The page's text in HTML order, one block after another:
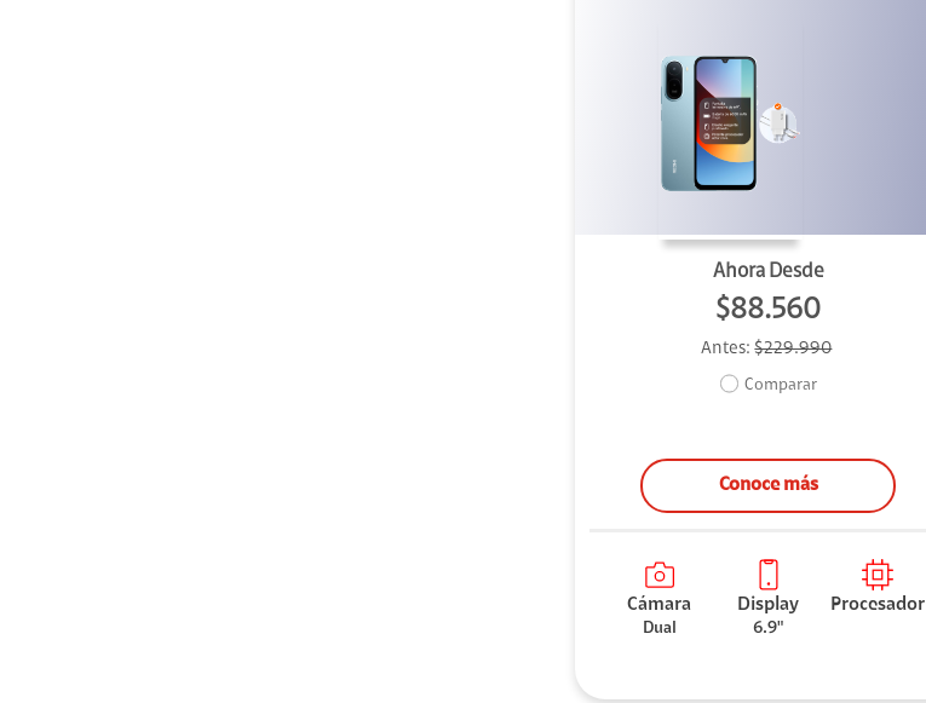
Ahora Desde
$88.560
Antes:$229.990
Comparar
Conoce más
Cámara
Dual
Display
6.9"
Procesador